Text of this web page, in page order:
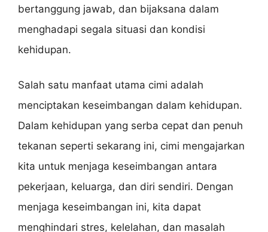
bertanggung jawab, dan bijaksana dalam
menghadapi segala situasi dan kondisi
kehidupan.
Salah satu manfaat utama cimi adalah
menciptakan keseimbangan dalam kehidupan.
Dalam kehidupan yang serba cepat dan penuh
tekanan seperti sekarang ini, cimi mengajarkan
kita untuk menjaga keseimbangan antara
pekerjaan, keluarga, dan diri sendiri. Dengan
menjaga keseimbangan ini, kita dapat
menghindari stres, kelelahan, dan masalah